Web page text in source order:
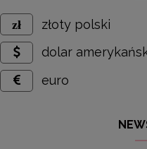
złoty polski
dolar
euro